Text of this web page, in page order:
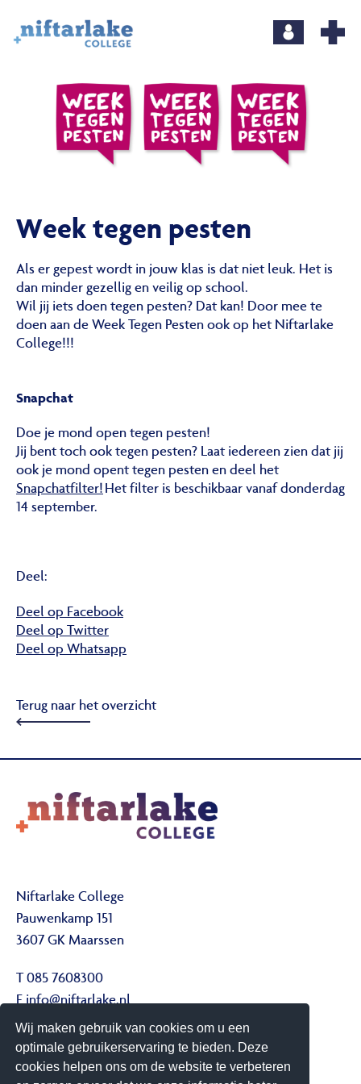
Wij maken gebruik van cookies om u een
optimale gebruikerservaring te bieden. Deze
cookies helpen ons om de website te verbeteren
Week tegen pesten
Als er gepest wordt in jouw klas is dat niet leuk. Het is
dan minder gezellig en veilig op school.
Wil jij iets doen tegen pesten? Dat kan! Door mee te
doen aan de Week Tegen Pesten ook op het Niftarlake
College!!!
Snapchat
Doe je mond open tegen pesten!
Jij bent toch ook tegen pesten? Laat iedereen zien dat jij
ook je mond opent tegen pesten en deel het
Snapchatfilter! Het filter is beschikbaar vanaf donderdag
14 september.
Deel:
Deel op Facebook
Deel op Twitter
Deel op Whatsapp
Terug naar het overzicht
Niftarlake College
Pauwenkamp 151
3607 GK Maarssen
T 085 7608300
Einfo@niftarlake.nl
Volg ons ook op:
Twitter